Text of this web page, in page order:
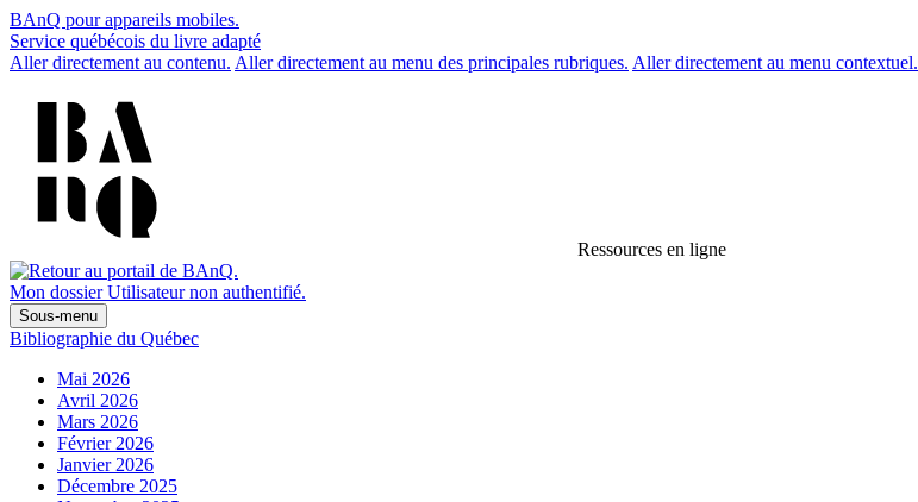
BAnQ pour appareils mobiles.
Service québécois du livre adapté
Aller directement au contenu. Aller directement au menu des principales rubriques. Aller directement au menu contextuel.
Ressources en ligne
Mon dossier Utilisateur non authentifié.
Sous-menu
Bibliographie du Québec
Mai 2026
Avril 2026
Mars 2026
Février 2026
Janvier 2026
Décembre 2025